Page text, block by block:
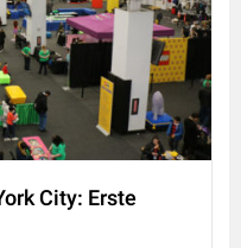
City: Erste